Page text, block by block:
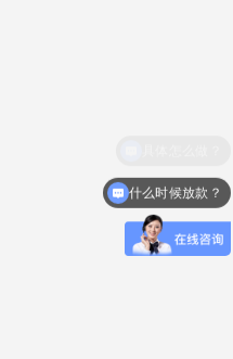
什么时候放款？